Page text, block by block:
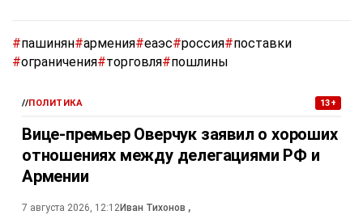
#пашинян#армения#еаэс#россия#поставки
#ограничения#торговля#пошлины
//ПОЛИТИКА 13+
Вице-премьер Оверчук заявил о хороших
отношениях между делегациями РФ и
Армении
7 августа 2026, 12:12Иван Тихонов ,